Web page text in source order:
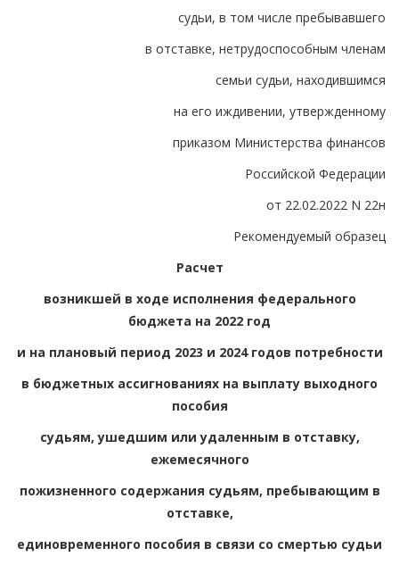
судьи, в том числе пребывавшего
в отставке, нетрудоспособным членам
семьи судьи, находившимся
на его иждивении, утвержденному
приказом Министерства финансов
Российской Федерации
от 22.02.2022 N 22н
Рекомендуемый образец
Расчет
возникшей в ходе исполнения федерального
бюджета на 2022 год
и на плановый период 2023 и 2024 годов потребности
в бюджетных ассигнованиях на выплату выходного
пособия
судьям, ушедшим или удаленным в отставку,
ежемесячного
пожизненного содержания судьям, пребывающим в
отставке,
единовременного пособия в связи со смертью судьи